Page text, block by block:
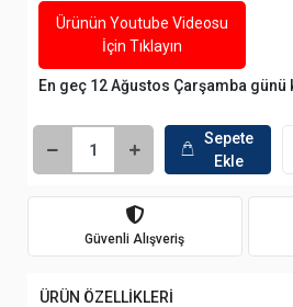
Ürünün Youtube Videosu
İçin Tıklayın
En geç 12 Ağustos Çarşamba günü
Sepete
Ekle
Güvenli Alışveriş
ÜRÜN ÖZELLİKLERİ